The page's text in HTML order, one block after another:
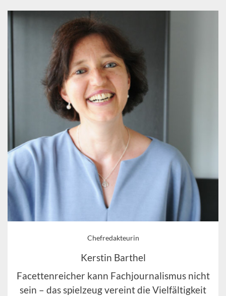
Chefredakteurin
Kerstin Barthel
Facettenreicher kann Fachjournalismus nicht
sein – das spielzeug vereint die Vielfältigkeit